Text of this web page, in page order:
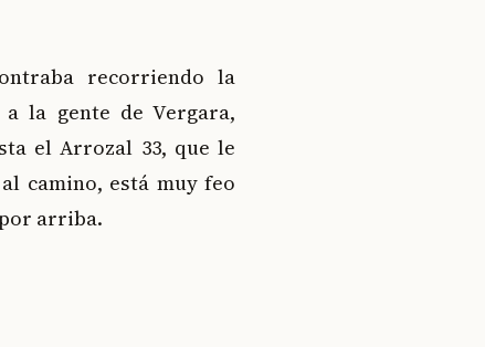
recorriendo la
la gente de Vergara,
el Arrozal 33, que le
camino, está muy feo
arriba.